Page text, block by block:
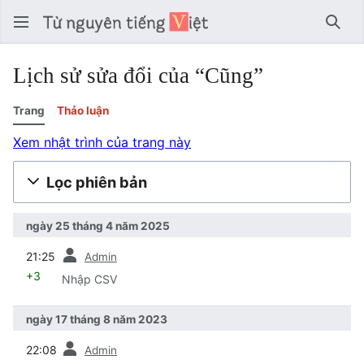
Tìm
Lịch sử sửa đổi của “Cũng”
Trang Thảo luận
Xem nhật trình của trang này
Lọc phiên bản
ngày 25 tháng 4 năm 2025
21:25 Admin
+3 Nhập CSV
ngày 17 tháng 8 năm 2023
22:08 Admin